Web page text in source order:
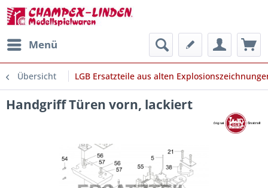
Menü
Übersicht LGB Ersatzteile aus alten
Handgriff Türen vorn, lackiert